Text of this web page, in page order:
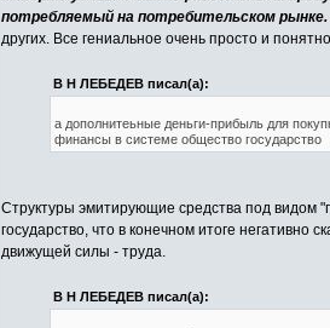
потребляемый на потребительском рынке.
других. Все гениальное очень просто и
В Н ЛЕБЕДЕВ писал(а):
а дополнитеьные деньги-прибыль для
финансы в системе общество государство
Структуры эмитирующие средства под видом
государство, что в конечном итоге негативно
движущей силы - труда.
В Н ЛЕБЕДЕВ писал(а):